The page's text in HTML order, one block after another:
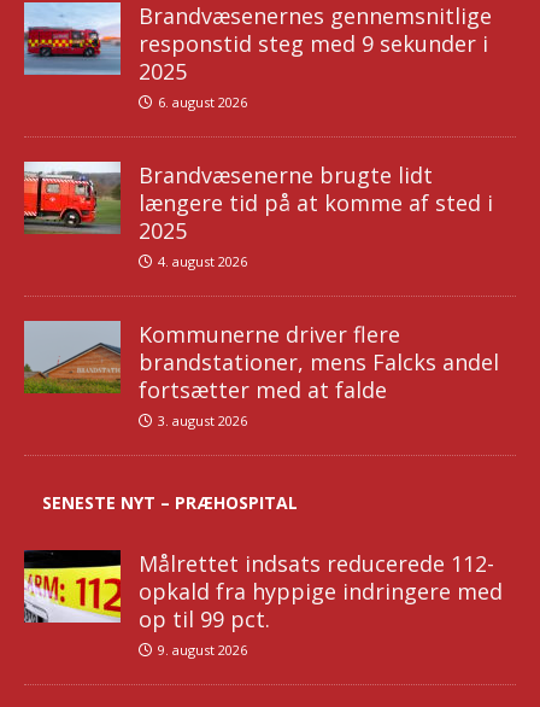
Brandvæsenernes gennemsnitlige
responstid steg med 9 sekunder i
2025
6. august 2026
Brandvæsenerne brugte lidt
længere tid på at komme af sted i
2025
4. august 2026
Kommunerne driver flere
brandstationer, mens Falcks andel
fortsætter med at falde
3. august 2026
SENESTE NYT – PRÆHOSPITAL
Målrettet indsats reducerede 112-
opkald fra hyppige indringere med
op til 99 pct.
9. august 2026